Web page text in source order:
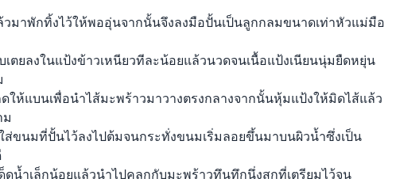
วมาพักทิ้งไว้ให้พออุ่นจากนั้นจึงลงมือปั้นเป็นลูกกลมขนาดเท่าหัวแม่มือ
เตยลงในแป้งข้าวเหนียวทีละน้อยแล้วนวดจนเนื้อแป้งเนียนนุ่มยืดหยุ่น
ให้แบนเพื่อนำไส้มะพร้าวมาวางตรงกลางจากนั้นหุ้มแป้งให้มิดไส้แล้ว
ม
ส่ขนมที่ปั้นไว้ลงไปต้มจนกระทั่งขนมเริ่มลอยขึ้นมาบนผิวน้ำซึ่งเป็น
น้ำเล็กน้อยแล้วนำไปคลุกกับมะพร้าวทึนทึกนึ่งสุกที่เตรียมไว้จน